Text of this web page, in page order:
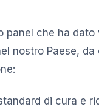
che ha dato
nostro Paese, da
di cura e